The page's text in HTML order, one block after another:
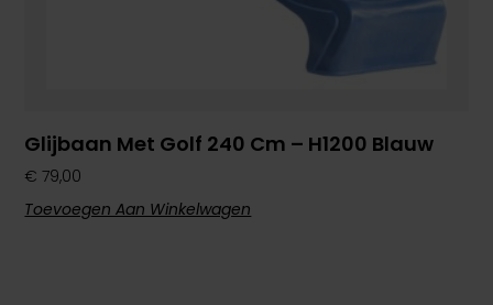
Glijbaan Met Golf 240 Cm – H1200 Blauw
€ 79,00
Toevoegen Aan Winkelwagen